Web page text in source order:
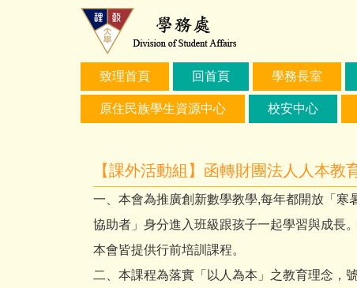
致理首頁 回首頁 學務長室
原住民族學生資源中心 校安中心
【課外活動組】函轉財團法人人本
一、本會為推廣創新數學教學,每年都開放「
協助者」身分進入班級跟孩子一起學習與成長
本會皆提供行前培訓課程。
二、本課程為落實「以人為本」之教育理念，